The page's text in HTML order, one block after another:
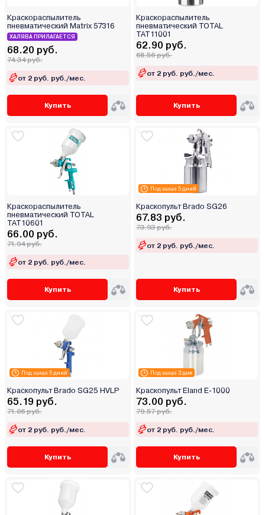
Краскораспылитель
пневматический Matrix 57316
ХАЛЯВА ПРИЛАГАЕТСЯ
68.20 руб.
74.34 руб.
от 2 руб. руб./мес.
Купить
Краскораспылитель
пневматический TOTAL
TAT11001
62.90 руб.
68.56 руб.
от 2 руб. руб./мес.
Купить
Краскораспылитель
пневматический TOTAL
TAT10601
66.00 руб.
71.94 руб.
от 2 руб. руб./мес.
Купить
Под заказ 5 дней
Краскопульт Brado SG26
67.83 руб.
73.93 руб.
от 2 руб. руб./мес.
Купить
Под заказ 5 дней
Краскопульт Brado SG25 HVLP
65.19 руб.
71.06 руб.
от 2 руб. руб./мес.
Купить
Под заказ 3 дня
Краскопульт Eland E-1000
73.00 руб.
79.57 руб.
от 2 руб. руб./мес.
Купить